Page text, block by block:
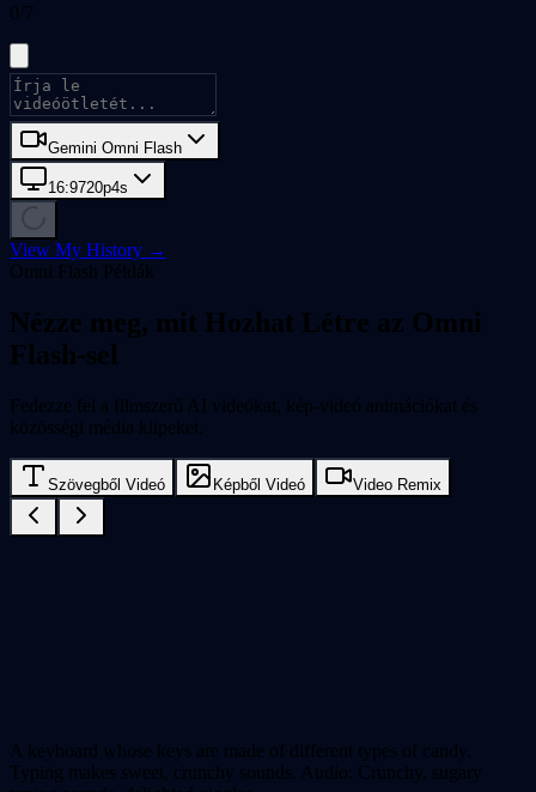
0/7
Gemini Omni Flash
16:9720p4s
View My History →
Omni Flash Példák
Nézze meg, mit Hozhat Létre az Omni
Flash-sel
Fedezze fel a filmszerű AI videókat, kép-videó animációkat és
közösségi média klipeket.
Szövegből Videó Képből Videó Video Remix
A keyboard whose keys are made of different types of candy.
Typing makes sweet, crunchy sounds. Audio: Crunchy, sugary